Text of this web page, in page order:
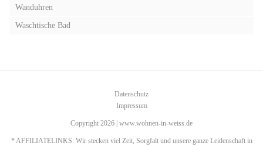
Wanduhren
Waschtische Bad
Datenschutz
Impressum
Copyright 2026 | www.wohnen-in-weiss.de
* AFFILIATELINKS: Wir stecken viel Zeit, Sorgfalt und unsere ganze Leidenschaft in